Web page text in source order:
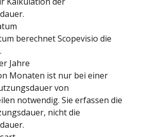
berechnet Scopevisio die
Jahre
Monaten ist nur bei einer
von
notwendig. Sie erfassen die
nicht die